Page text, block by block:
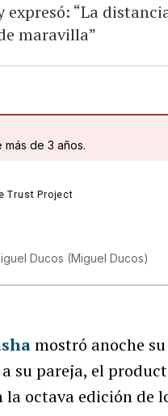
“La
maravilla”
de 3 años.
Ducos (Miguel Ducos)
mostró anoche
su pareja, el
la octava edición de